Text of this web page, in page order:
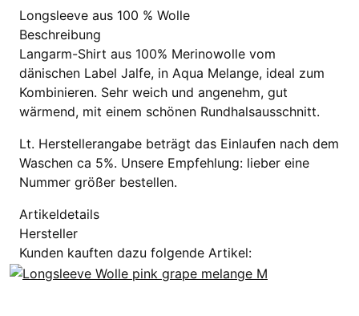
Longsleeve aus 100 % Wolle
Beschreibung
Langarm-Shirt aus 100% Merinowolle vom
dänischen Label Jalfe, in Aqua Melange, ideal zum
Kombinieren. Sehr weich und angenehm, gut
wärmend, mit einem schönen Rundhalsausschnitt.
Lt. Herstellerangabe beträgt das Einlaufen nach dem
Waschen ca 5%. Unsere Empfehlung: lieber eine
Nummer größer bestellen.
Artikeldetails
Hersteller
Kunden kauften dazu folgende Artikel: